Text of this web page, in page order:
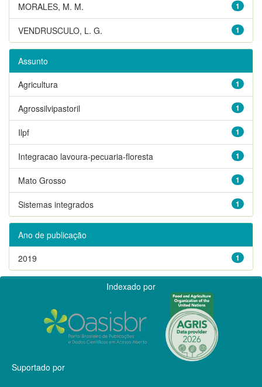
1
MORALES, M. M.
1
VENDRUSCULO, L. G.
Assunto
1
Agricultura
1
Agrossilvipastoril
1
Ilpf
1
Integracao lavoura-pecuaria-floresta
1
Mato Grosso
1
Sistemas integrados
Ano de publicação
1
2019
Indexado por
Suportado por